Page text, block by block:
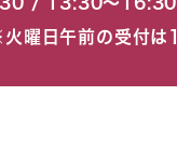
曜日午前の受付